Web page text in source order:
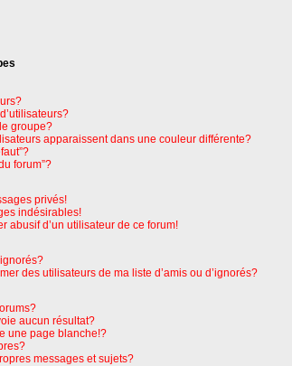
groupe?
apparaissent dans une couleur différente?
forum”?
privés!
indésirables!
abusif d’un utilisateur de ce forum!
des utilisateurs de ma liste d’amis ou d’ignorés?
aucun résultat?
une page blanche!?
messages et sujets?